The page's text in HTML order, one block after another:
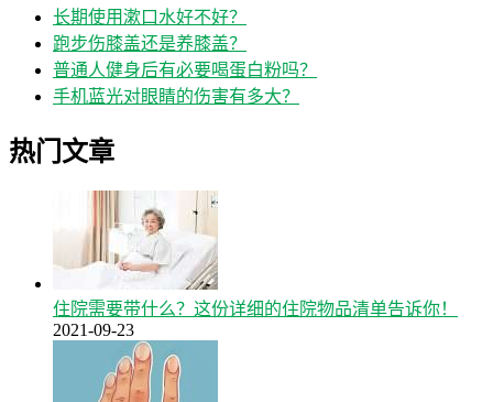
长期使用漱口水好不好？
跑步伤膝盖还是养膝盖？
普通人健身后有必要喝蛋白粉吗？
手机蓝光对眼睛的伤害有多大？
热门文章
住院需要带什么？这份详细的住院物品清单告诉你！
2021-09-23